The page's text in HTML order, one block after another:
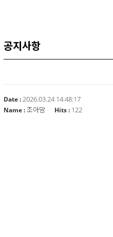
공지사항
Date :2026.03.24 14:48:17
Name :조아맘 Hits : 122